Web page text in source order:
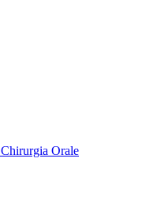
Chirurgia Orale